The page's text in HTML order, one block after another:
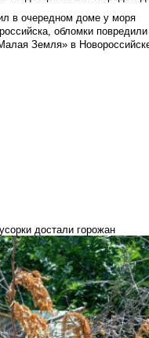
в очередном доме у моря
обломки
Земля» в
достали горожан